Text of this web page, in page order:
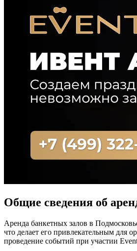
Общие сведения об
Аренда банкетных залов в
что делает его привлекательным для
проведение событий при участии